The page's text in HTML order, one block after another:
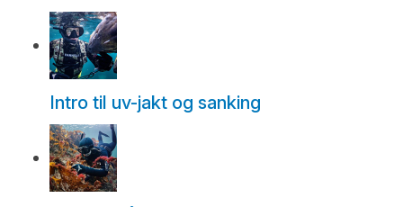
Intro til uv-jakt og sanking